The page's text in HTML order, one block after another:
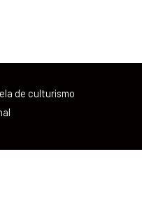
de culturismo